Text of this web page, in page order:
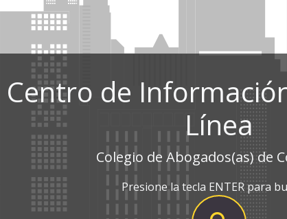
Centro de
Línea
Colegio de Abogados(as) de
Presione la tecla ENTER para